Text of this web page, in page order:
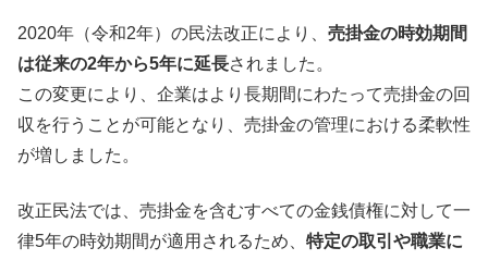
2020年（令和2年）の民法改正により、 売掛金の時効期間
は従来の2年から5年に延長されました。
この変更により、企業はより長期間にわたって売掛金の回
収を行うことが可能となり、売掛金の管理における柔軟性
が増しました。
改正民法では、売掛金を含むすべての金銭債権に対して一
律5年の時効期間が適用されるため、 特定の取引や職業に